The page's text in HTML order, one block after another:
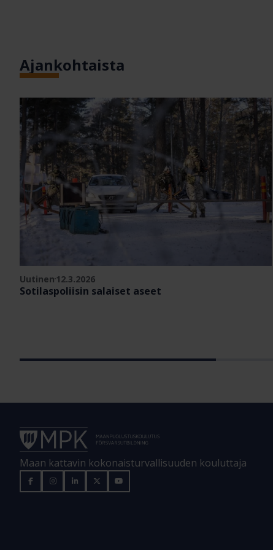
Ajankohtaista
Uutinen 12.3.2026
Sotilaspoliisin salaiset aseet
Maan kattavin kokonaisturvallisuuden kouluttaja